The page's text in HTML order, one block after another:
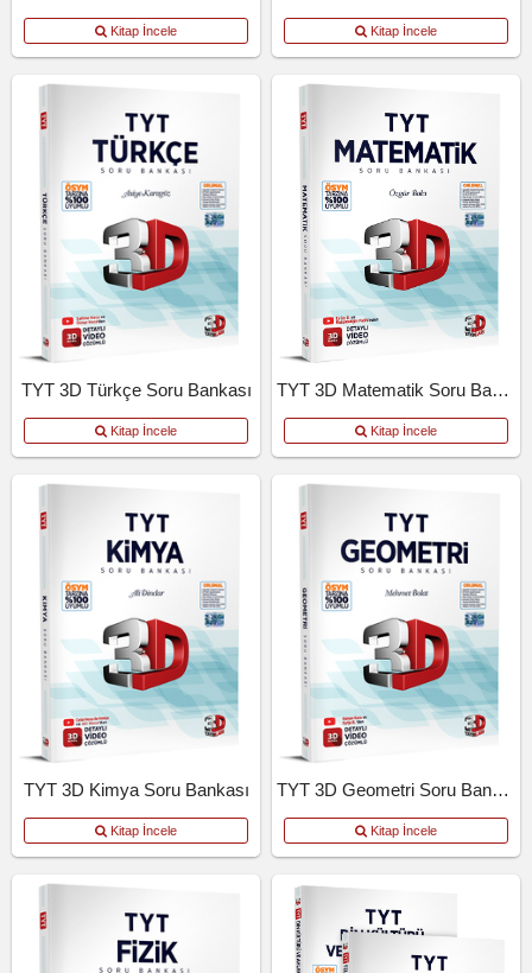
Kitap İncele Kitap İncele
TYT 3D Türkçe Soru Bankası
Kitap İncele
TYT 3D Matematik Soru Bankası
Kitap İncele
TYT 3D Kimya Soru Bankası
Kitap İncele
TYT 3D Geometri Soru Bankası
Kitap İncele